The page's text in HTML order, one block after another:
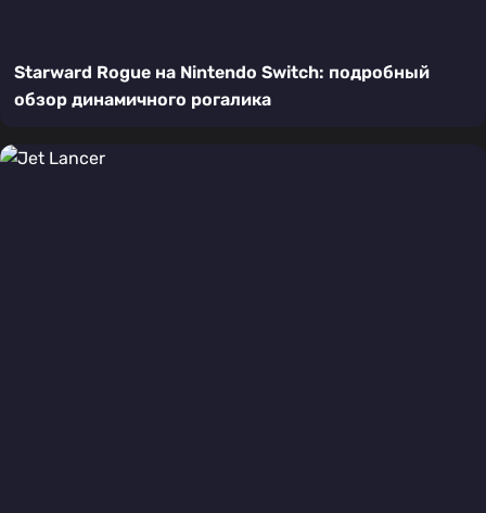
Starward Rogue на Nintendo Switch: подробный
обзор динамичного рогалика